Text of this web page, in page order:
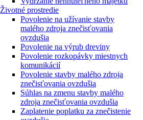
Životné prostredie
Povolenie na užívanie stavby
malého zdroja znečisťovania
ovzdušia
Povolenie na výrub dreviny
Povolenie rozkopávky miestnych
komunikácií
Povolenie stavby malého zdroja
znečisťovania ovzdušia
Súhlas na zmenu stavby malého
zdroja znečisťovania ovzdušia
Zaplatenie poplatku za znečistenie